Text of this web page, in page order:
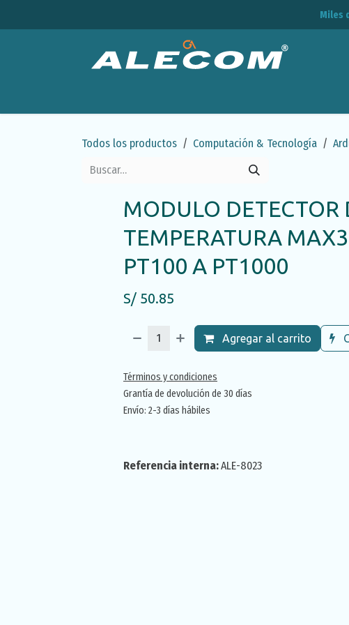
Miles
Todos los productos Computación & Tecnología
MODULO DETECTOR
TEMPERATURA
PT100 A PT1000
S/ 50.85
Agregar al carrito
Términos y condiciones
Grantía de devolución de 30 días
Envío: 2-3 días hábiles
Referencia interna:ALE-8023